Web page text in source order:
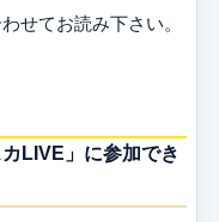
せてお読み下さい。
LIVE」に参加でき